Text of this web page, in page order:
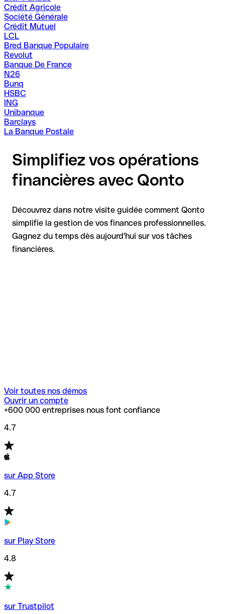
Crédit Agricole
Société Générale
Crédit Mutuel
LCL
Bred Banque Populaire
Revolut
Banque De France
N26
Bunq
HSBC
ING
Unibanque
Barclays
La Banque Postale
Simplifiez vos opérations
financières avec Qonto
Découvrez dans notre visite guidée comment Qonto
simplifie la gestion de vos finances professionnelles.
Gagnez du temps dès aujourd'hui sur vos tâches
financières.
Voir toutes nos démos
Ouvrir un compte
+600 000 entreprises nous font confiance
4.7
sur App Store
4.7
sur Play Store
4.8
sur Trustpilot